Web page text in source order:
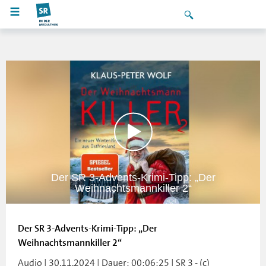
Der SR 3-Advents-Krimi-Tipp: „Der
Weihnachtsmannkiller 2“
Der SR 3-Advents-Krimi-Tipp: „Der
Weihnachtsmannkiller 2“
Audio | 30.11.2024 | Dauer: 00:06:25 | SR 3 - (c)